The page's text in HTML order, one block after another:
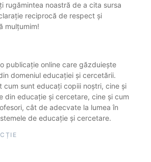
rugămintea noastră de a cita sursa
reciprocă de respect și
mulțumim!
publicație online care găzduiește
domeniul educației și cercetării.
cum sunt educați copiii noștri, cine și
din educație și cercetare, cine și cum
cât de adecvate la lumea în
de educație și cercetare.